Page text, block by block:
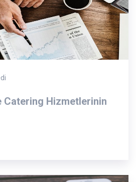
Catering Hizmetlerinin